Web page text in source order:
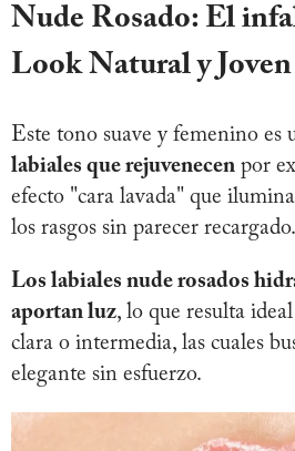
Nude Rosado: El
Look Natural y Joven
Este tono suave y femenino es
labiales que rejuvenecen por
efecto "cara lavada" que
los rasgos sin parecer recargado.
Los labiales nude rosados
aportan luz, lo que resulta
clara o intermedia, las cuales
elegante sin esfuerzo.